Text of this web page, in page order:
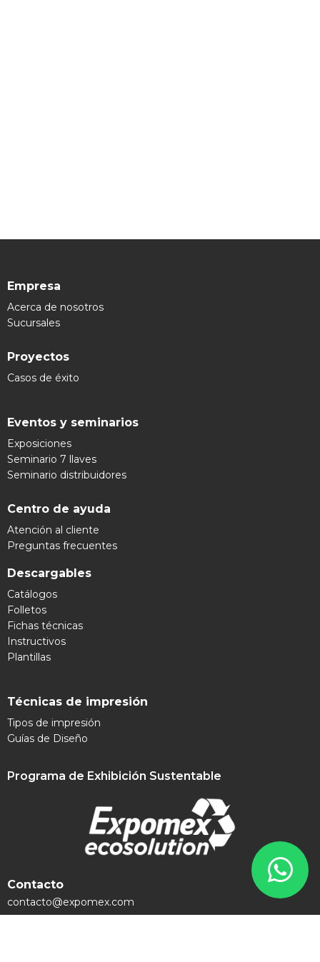
Empresa
Acerca de nosotros
Sucursales
Proyectos
Casos de éxito
Eventos y seminarios
Exposiciones
Seminario 7 llaves
Seminario distribuidores
Centro de ayuda
Atención al cliente
Preguntas frecuentes
Descargables
Catálogos
Folletos
Fichas técnicas
Instructivos
Plantillas
Técnicas de impresión
Tipos de impresión
Guías de Diseño
Programa de Exhibición Sustentable
Contacto
contacto@expomex.com